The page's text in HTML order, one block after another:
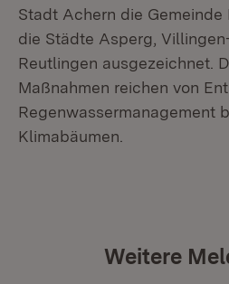
Stadt Achern die Gemeinde
die Städte Asperg,
Reutlingen ausgezeichnet.
Maßnahmen reichen von
Regenwassermanagement
Klimabäumen.
Weitere